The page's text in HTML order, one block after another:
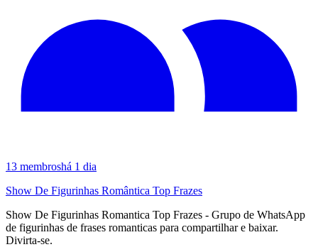
13 membroshá 1 dia
Show De Figurinhas Romântica Top Frazes
Show De Figurinhas Romantica Top Frazes - Grupo de WhatsApp
de figurinhas de frases romanticas para compartilhar e baixar.
Divirta-se.